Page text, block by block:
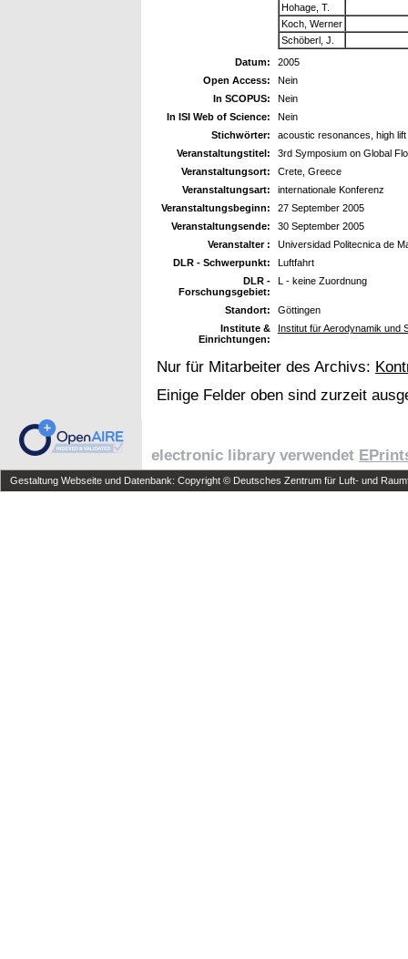
Hohage, T.
Koch, Werner
Schöberl, J.
Datum:
2005
Open Access:
Nein
In SCOPUS:
Nein
In ISI Web of Science:
Nein
Stichwörter:
acoustic resonances, high
Veranstaltungstitel:
3rd Symposium on Global
Veranstaltungsort:
Crete, Greece
Veranstaltungsart:
internationale Konferenz
Veranstaltungsbeginn:
27 September 2005
Veranstaltungsende:
30 September 2005
Veranstalter :
Universidad Politecnica de
DLR - Schwerpunkt:
Luftfahrt
DLR -
Forschungsgebiet:
L - keine Zuordnung
Standort:
Göttingen
Institute &
Einrichtungen:
Institut für Aerodynamik und
Nur für Mitarbeiter des Archivs:
Einige Felder oben sind zurzeit
electronic library verwendet
Gestaltung Webseite und Datenbank: Copyright © Deutsches Zentrum für Luft- und